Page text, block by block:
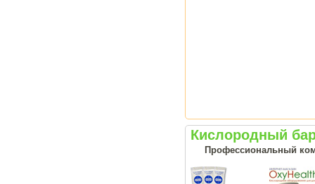
Кислородный
Профессиональный